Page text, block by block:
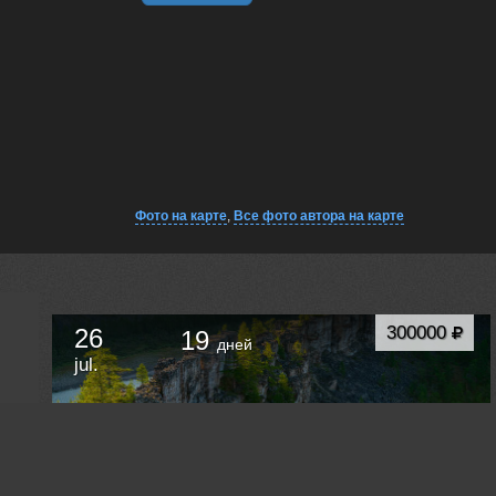
Фото на карте, Все фото автора на карте
300000
26
jul.
19дней